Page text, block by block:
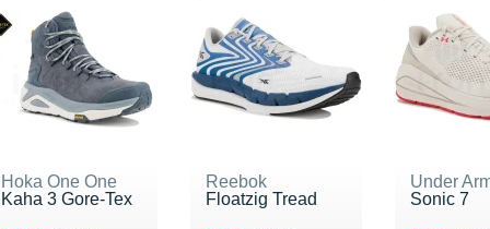
Hoka One One
Kaha 3 Gore-Tex
Reebok
Floatzig Tread
Under
Sonic 7